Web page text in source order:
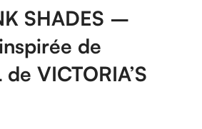
SHADES –
inspirée de
VICTORIA’S